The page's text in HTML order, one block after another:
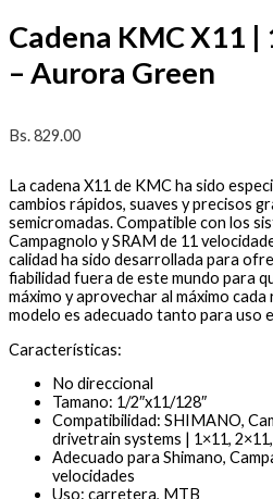
Cadena KMC X11
– Aurora Green
Bs.829.00
La cadena X11 de KMC ha sido
cambios rápidos, suaves y precisos
semicromadas. Compatible con los
Campagnolo y SRAM de 11
calidad ha sido desarrollada para
fiabilidad fuera de este mundo para
máximo y aprovechar al máximo
modelo es adecuado tanto para uso
Características:
No direccional
Tamano: 1/2″x11/128″
Compatibilidad: SHIMANO,
drivetrain systems | 1×11,
Adecuado para Shimano,
velocidades
Uso: carretera, MTB